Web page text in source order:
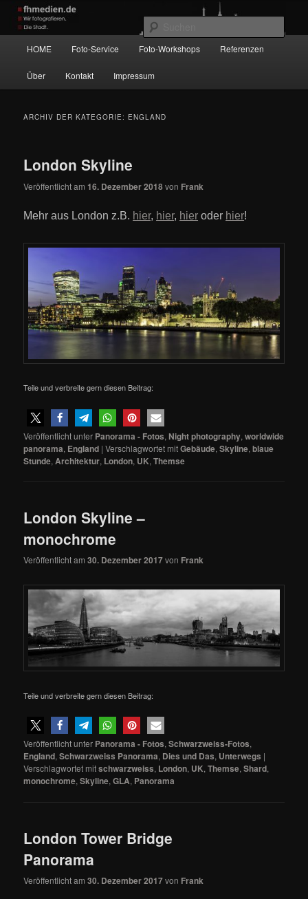
Zum
primären
Inhalt
springen
Zum
sekundären
Inhalt
springen
Wir fotografieren die Hauptstadt!
HOME Foto-Service Foto-Workshops Referenzen
Über Kontakt Impressum
ARCHIV DER KATEGORIE: ENGLAND
London Skyline
Veröffentlicht am 16. Dezember 2018von Frank
Mehr aus London z.B. hier, hier, hier oder hier!
Teile und verbreite gern diesen Beitrag:
Veröffentlicht unter Panorama - Fotos, Night photography,worldwide
panorama, England |Verschlagwortet mitGebäude,Skyline,blaue
Stunde, Architektur, London, UK,Themse
London Skyline –
monochrome
Veröffentlicht am30. Dezember 2017von Frank
Teile und verbreite gern diesen Beitrag:
Veröffentlicht unter Panorama - Fotos,Schwarzweiss-Fotos,
England,Schwarzweiss Panorama, Dies und Das, Unterwegs |
Verschlagwortet mitschwarzweiss, London, UK,Themse,Shard,
monochrome,Skyline,GLA, Panorama
London Tower Bridge
Panorama
Veröffentlicht am30. Dezember 2017von Frank